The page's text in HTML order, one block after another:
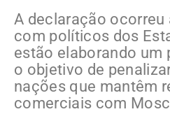
A declaração ocorreu
com políticos dos
estão elaborando um
o objetivo de
nações que mantêm
comerciais com